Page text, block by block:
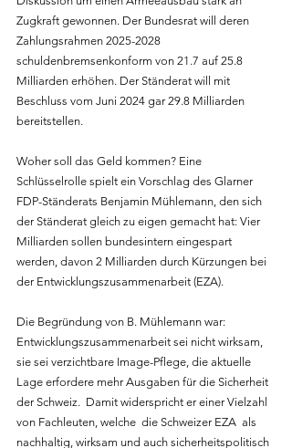
Zugkraft gewonnen. Der Bundesrat will deren
Zahlungsrahmen 2025-2028
schuldenbremsenkonform von 21.7 auf 25.8
Milliarden erhöhen. Der Ständerat will mit
Beschluss vom Juni 2024 gar 29.8 Milliarden
bereitstellen.
Woher soll das Geld kommen? Eine
Schlüsselrolle spielt ein Vorschlag des Glarner
FDP-Ständerats Benjamin Mühlemann, den sich
der Ständerat gleich zu eigen gemacht hat: Vier
Milliarden sollen bundesintern eingespart
werden, davon 2 Milliarden durch Kürzungen bei
der Entwicklungszusammenarbeit (EZA).
Die Begründung von B. Mühlemann war:
Entwicklungszusammenarbeit sei nicht wirksam,
sie sei verzichtbare Image-Pflege, die aktuelle
Lage erfordere mehr Ausgaben für die Sicherheit
der Schweiz.  Damit widerspricht er einer Vielzahl
von Fachleuten, welche  die Schweizer EZA  als
nachhaltig, wirksam und auch sicherheitspolitisch